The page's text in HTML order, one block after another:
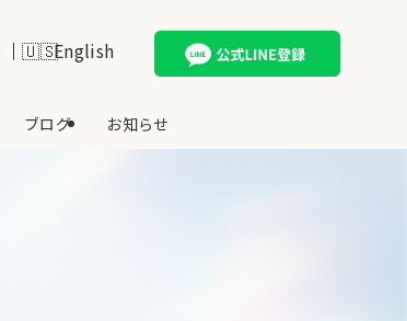
ブログ お知らせ
English